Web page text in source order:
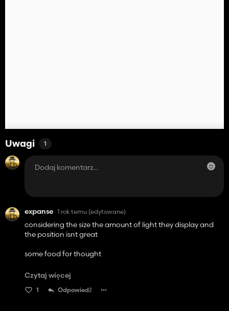
Uwagi 1
expanse 1 rok temu (edytowane)
considering the size the amount of light they display and
the position isnt great
some food for thought
either way appreciated the effort.
they are a lot better than the standard lights though to be
fair! haven't seen any fps decrease either so overall quite
Czytaj więcej
1 Odpowiedź